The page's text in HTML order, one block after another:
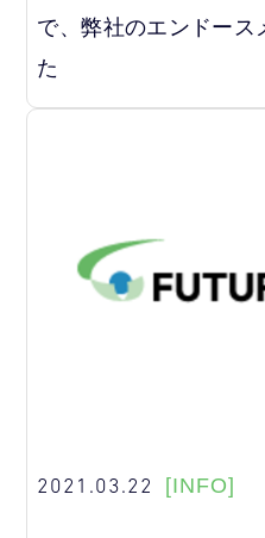
で、弊社のエンドース
た
2021.03.22 [INFO]